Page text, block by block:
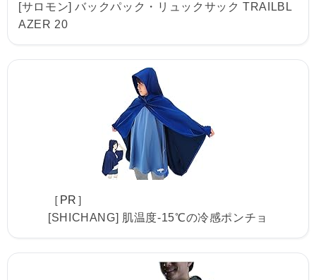
[サロモン] バックパック・リュックサック TRAILBL
AZER 20
［PR］
[SHICHANG] 肌温度-15℃の冷感ポンチョ